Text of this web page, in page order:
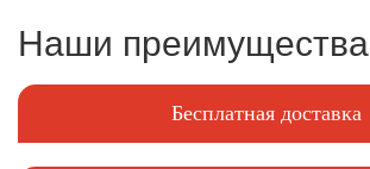
Наши преимущества
Бесплатная доставка